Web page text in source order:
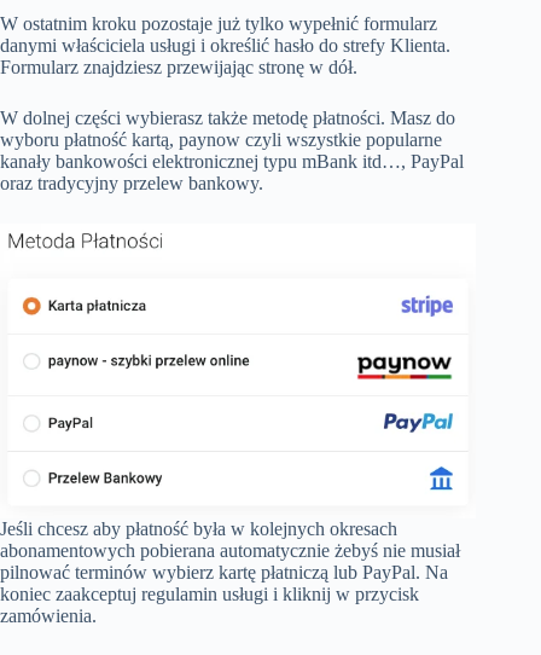
W ostatnim kroku pozostaje już tylko wypełnić formularz
danymi właściciela usługi i określić hasło do strefy Klienta.
Formularz znajdziesz przewijając stronę w dół.
W dolnej części wybierasz także metodę płatności. Masz do
wyboru płatność kartą, paynow czyli wszystkie popularne
kanały bankowości elektronicznej typu mBank itd…, PayPal
oraz tradycyjny przelew bankowy.
Jeśli chcesz aby płatność była w kolejnych okresach
abonamentowych pobierana automatycznie żebyś nie musiał
pilnować terminów wybierz kartę płatniczą lub PayPal. Na
koniec zaakceptuj regulamin usługi i kliknij w przycisk
zamówienia.